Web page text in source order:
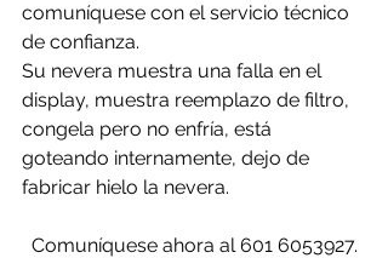
comuníquese con el servicio técnico
de confianza.
Su nevera muestra una falla en el
display, muestra reemplazo de filtro,
congela pero no enfría, está
goteando internamente, dejo de
fabricar hielo la nevera.
Comuníquese ahora al 601 6053927.